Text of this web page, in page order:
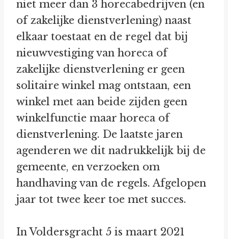
niet meer dan 3 horecabedrijven (en
of zakelijke dienstverlening) naast
elkaar toestaat en de regel dat bij
nieuwvestiging van horeca of
zakelijke dienstverlening er geen
solitaire winkel mag ontstaan, een
winkel met aan beide zijden geen
winkelfunctie maar horeca of
dienstverlening. De laatste jaren
agenderen we dit nadrukkelijk bij de
gemeente, en verzoeken om
handhaving van de regels. Afgelopen
jaar tot twee keer toe met succes.
In Voldersgracht 5 is maart 2021